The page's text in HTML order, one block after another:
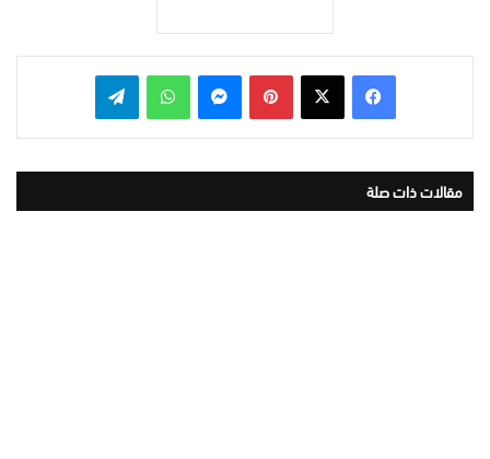
بينتيريست واتساب
مقالات ذات صلة